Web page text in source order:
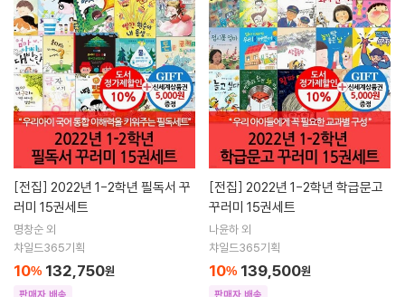
[전집]
러미 15권세트
명창순 외
챠일드365기획
10% 132,750원
판매자 배송
[전집]
꾸러미 15권세트
나윤하 외
챠일드365기획
10% 139,500원
판매자 배송